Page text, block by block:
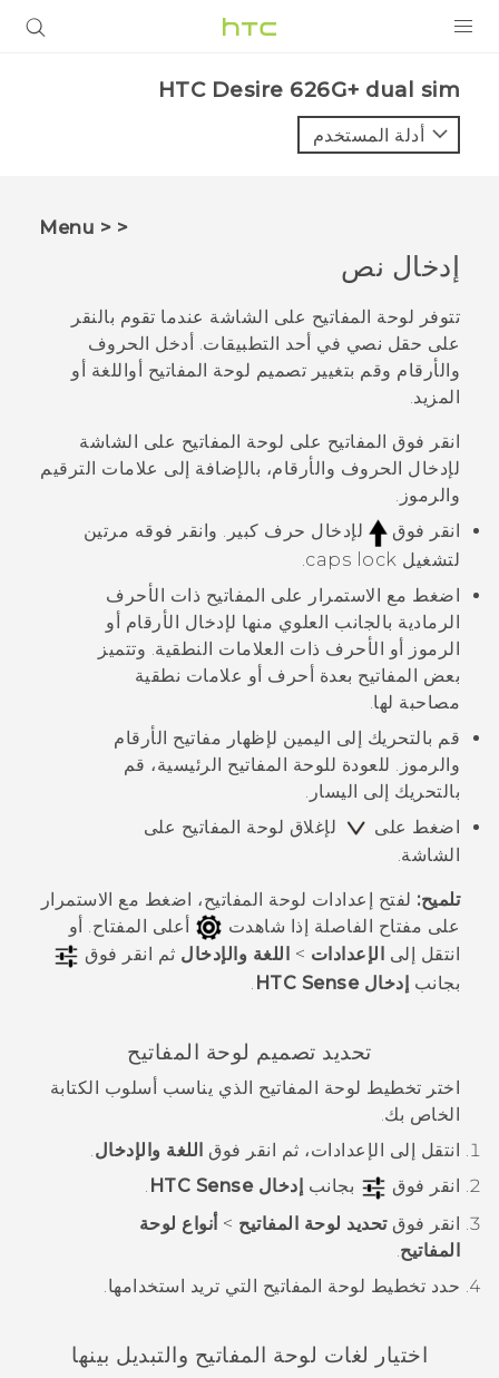
VIVE
VIVERSE
البرامج + التطبيقات
الدعم
أجهزة HTC والملحقات
HTC Desire 626G+ dual sim‎
أدلة المستخدم
< < Menu
إدخال نص
تتوفر لوحة المفاتيح على الشاشة عندما تقوم بالنقر
على حقل نصي في أحد التطبيقات. أدخل الحروف
والأرقام وقم بتغيير تصميم لوحة المفاتيح أواللغة أو
المزيد.
انقر فوق المفاتيح على لوحة المفاتيح على الشاشة
لإدخال الحروف والأرقام، بالإضافة إلى علامات الترقيم
والرموز.
انقر فوق
لإدخال حرف كبير. وانقر فوقه مرتين
لتشغيل caps lock.
اضغط مع الاستمرار على المفاتيح ذات الأحرف
الرمادية بالجانب العلوي منها لإدخال الأرقام أو
الرموز أو الأحرف ذات العلامات النطقية. وتتميز
بعض المفاتيح بعدة أحرف أو علامات نطقية
مصاحبة لها.
قم بالتحريك إلى اليمين لإظهار مفاتيح الأرقام
والرموز. للعودة للوحة المفاتيح الرئيسية، قم
بالتحريك إلى اليسار.
اضغط على
لإغلاق لوحة المفاتيح على
الشاشة.
تلميح: لفتح إعدادات لوحة المفاتيح، اضغط مع الاستمرار
على مفتاح الفاصلة إذا شاهدت
أعلى المفتاح. أو
انتقل إلى
الإعدادات > اللغة والإدخال ثم انقر فوق
بجانب إدخال HTC Sense
تحديد تصميم لوحة المفاتيح
اختر تخطيط لوحة المفاتيح الذي يناسب أسلوب الكتابة
الخاص بك.
انتقل إلى الإعدادات، ثم انقر فوق اللغة والإدخال.
انقر فوق
بجانب إدخال HTC Sense
.
انقر فوقتحديد لوحة المفاتيح > أنواع لوحة
المفاتيح
حدد تخطيط لوحة المفاتيح التي تريد استخدامها.
اختيار لغات لوحة المفاتيح والتبديل بينها